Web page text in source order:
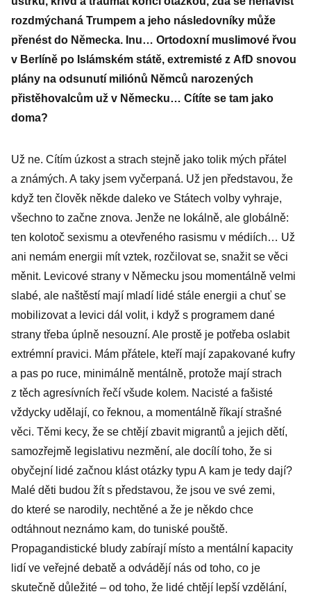
rozdmýchaná Trumpem a jeho následovníky může
přenést do Německa. Inu… Ortodoxní muslimové řvou
v Berlíně po Islámském státě, extremisté z AfD snovou
plány na odsunutí miliónů Němců narozených
přistěhovalcům už v Německu… Cítíte se tam jako
doma?
Už ne. Cítím úzkost a strach stejně jako tolik mých přátel
a známých. A taky jsem vyčerpaná. Už jen představou, že
když ten člověk někde daleko ve Státech volby vyhraje,
všechno to začne znova. Jenže ne lokálně, ale globálně:
ten kolotoč sexismu a otevřeného rasismu v médiích… Už
ani nemám energii mít vztek, rozčilovat se, snažit se věci
měnit. Levicové strany v Německu jsou momentálně velmi
slabé, ale naštěstí mají mladí lidé stále energii a chuť se
mobilizovat a levici dál volit, i když s programem dané
strany třeba úplně nesouzní. Ale prostě je potřeba oslabit
extrémní pravici. Mám přátele, kteří mají zapakované kufry
a pas po ruce, minimálně mentálně, protože mají strach
z těch agresívních řečí všude kolem. Nacisté a fašisté
vždycky udělají, co řeknou, a momentálně říkají strašné
věci. Těmi kecy, že se chtějí zbavit migrantů a jejich dětí,
samozřejmě legislativu nezmění, ale docílí toho, že si
obyčejní lidé začnou klást otázky typu A kam je tedy dají?
Malé děti budou žít s představou, že jsou ve své zemi,
do které se narodily, nechtěné a že je někdo chce
odtáhnout neznámo kam, do tuniské pouště.
Propagandistické bludy zabírají místo a mentální kapacity
lidí ve veřejné debatě a odvádějí nás od toho, co je
skutečně důležité – od toho, že lidé chtějí lepší vzdělání,